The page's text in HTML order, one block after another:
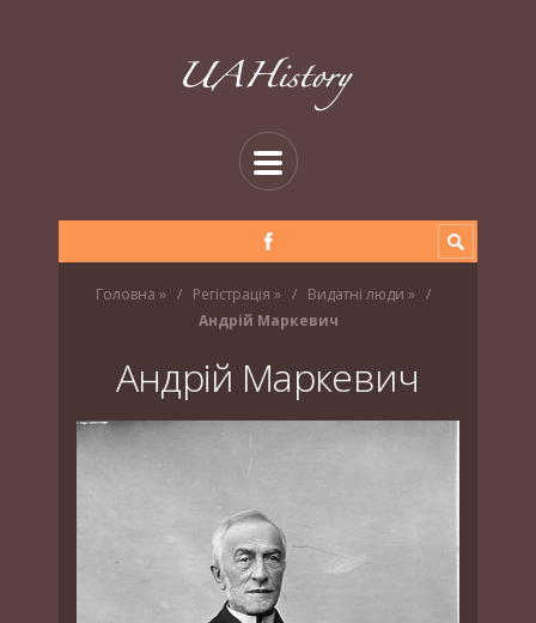
Головна » Регістрація » Видатні люди »
Андрій Маркевич
Андрій Маркевич